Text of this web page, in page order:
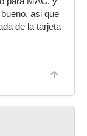
asi que
de la tarjeta